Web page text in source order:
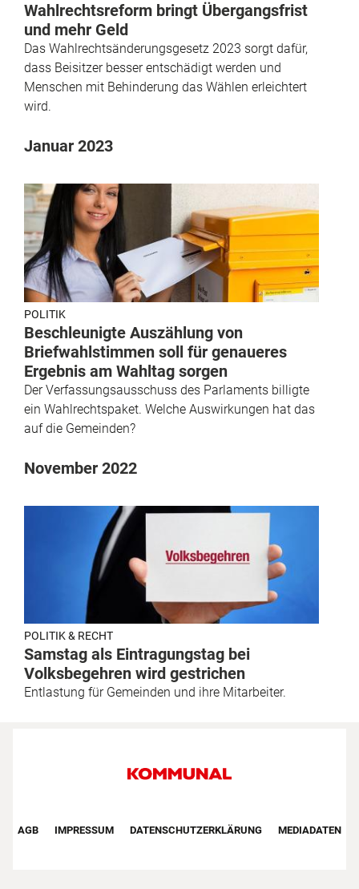
Wahlrechtsreform bringt Übergangsfrist
und mehr Geld
Das Wahlrechtsänderungsgesetz 2023 sorgt dafür,
dass Beisitzer besser entschädigt werden und
Menschen mit Behinderung das Wählen erleichtert
wird.
Januar 2023
POLITIK
Beschleunigte Auszählung von
Briefwahlstimmen soll für genaueres
Ergebnis am Wahltag sorgen
Der Verfassungsausschuss des Parlaments billigte
ein Wahlrechtspaket. Welche Auswirkungen hat das
auf die Gemeinden?
November 2022
POLITIK & RECHT
Samstag als Eintragungstag bei
Volksbegehren wird gestrichen
Entlastung für Gemeinden und ihre Mitarbeiter.
Footer First Navigation
AGB IMPRESSUM DATENSCHUTZERKLÄRUNG MEDIADATEN